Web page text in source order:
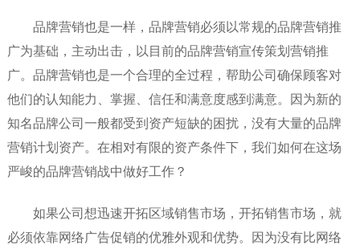
品牌营销也是一样，品牌营销必须以常规的品牌营销推
广为基础，主动出击，以目前的品牌营销宣传策划营销推
广。品牌营销也是一个合理的全过程，帮助公司确保顾客对
他们的认知能力、掌握、信任和满意度感到满意。因为新的
知名品牌公司一般都受到资产短缺的困扰，没有大量的品牌
营销计划资产。在相对有限的资产条件下，我们如何在这场
严峻的品牌营销战中做好工作？
如果公司想迅速开拓区域销售市场，开拓销售市场，就
必须依靠网络广告促销的优雅外观和优势。因为没有比网络